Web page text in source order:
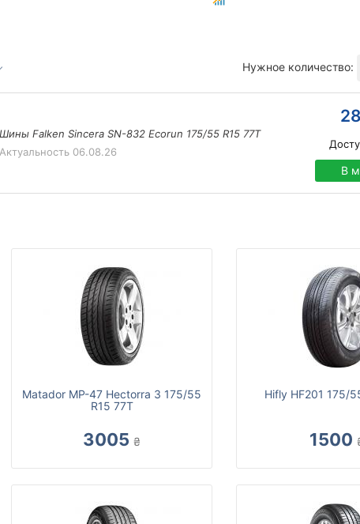
Нужное количество:
Шины Falken Sincera SN-832 Ecorun 175/55 R15 77T
Актуальность 06.08.26
В
Matador MP-47 Hectorra 3 175/55
R15 77T
3005 ₴
Hifly HF201 175/
1500